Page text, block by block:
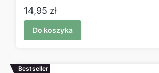
Cena
14,95 zł
Do koszyka
Bestseller